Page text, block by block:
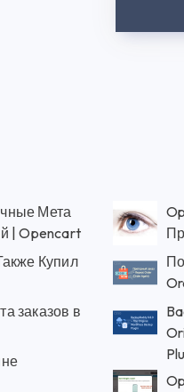
Мета
| Opencart
Купил
заказов в